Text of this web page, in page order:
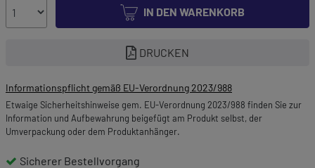
IN DEN WARENKORB
DRUCKEN
Informationspflicht gemäß EU-Verordnung 2023/988
Etwaige Sicherheitshinweise gem. EU-Verordnung 2023/988 finden Sie zur
Information und Aufbewahrung beigefügt am Produkt selbst, der
Umverpackung oder dem Produktanhänger.
Sicherer Bestellvorgang